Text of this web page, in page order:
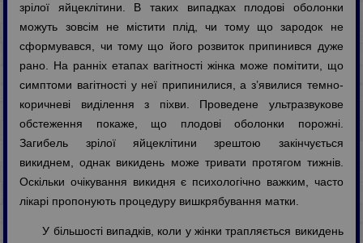
зрілої яйцеклітини. В таких випадках плодові оболонки
можуть зовсім не містити плід, чи тому що зародок не
сформувався, чи тому що його розвиток припинився дуже
рано. На ранніх етапах вагітності жінка може помітити, що
симптоми вагітності у неї припинилися, а з’явилися темно-
коричневі виділення з піхви. Проведене ультразвукове
обстеження покаже, що плодові оболонки порожні.
Загибель зрілої яйцеклітини зрештою закінчується
викиднем, однак викидень може тривати протягом тижнів.
Оскільки очікування викидня є психологічно важким, часто
лікарі пропонують процедуру вишкрябування матки.
У більшості випадків, коли у жінки трапляється викидень